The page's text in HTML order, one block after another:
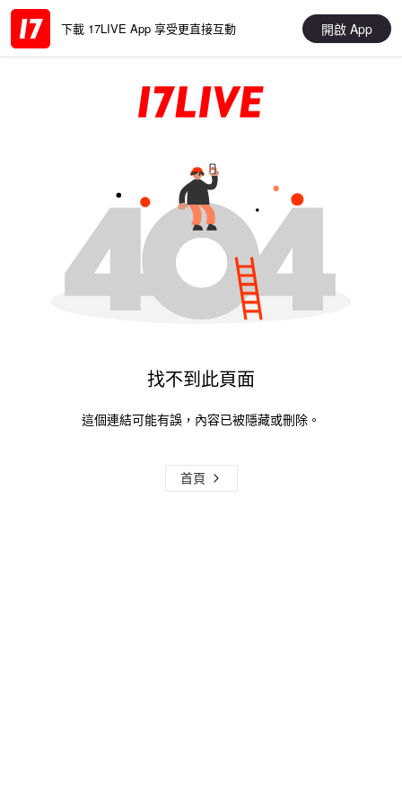
下載 17LIVE App 享受更直接互動 開啟 App
找不到此頁面
這個連結可能有誤，內容已被隱藏或刪除。
首頁